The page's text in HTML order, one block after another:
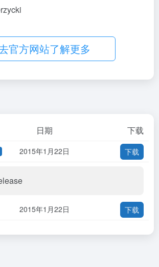
官方网站了解更多
日期 下载
2015年1月22日 下载
2015年1月22日 下载